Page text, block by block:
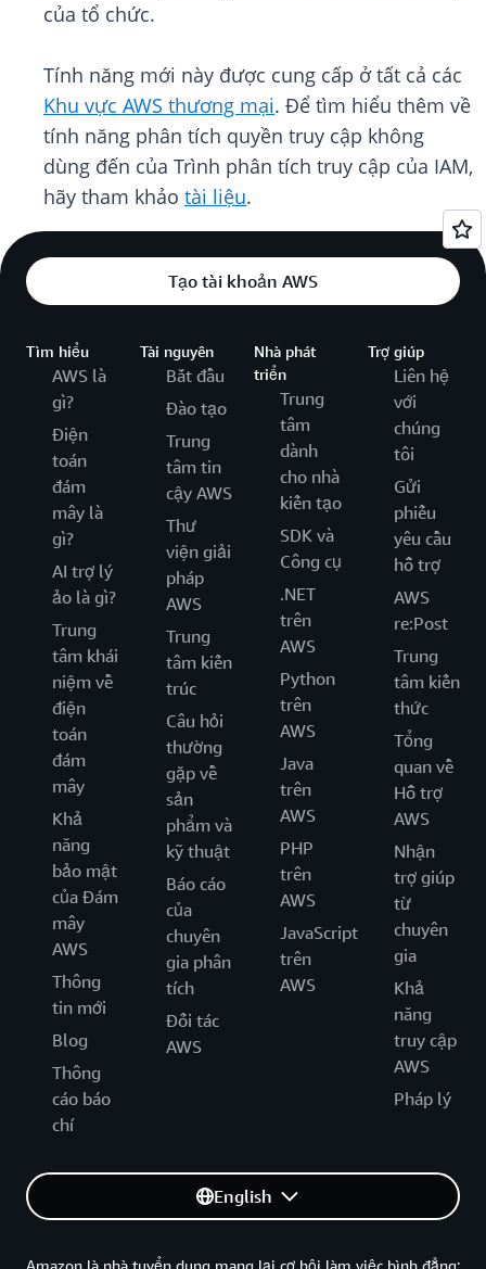
của tổ chức.
Tính năng mới này được cung cấp ở tất cả các
Khu vực AWS thương mại. Để tìm hiểu thêm về
tính năng phân tích quyền truy cập không
dùng đến của Trình phân tích truy cập của IAM,
hãy tham khảo tài liệu.
Tạo tài khoản AWS
Tìm hiểu
AWS là
gì?
Điện
toán
đám
mây là
gì?
AI trợ lý
ảo là gì?
Trung
tâm khái
niệm về
điện
toán
đám
mây
Khả
năng
bảo mật
của Đám
mây
AWS
Thông
tin mới
Blog
Thông
cáo báo
chí
Tài nguyên
Bắt đầu
Đào tạo
Trung
tâm tin
cậy AWS
Thư
viện giải
pháp
AWS
Trung
tâm kiến
trúc
Câu hỏi
thường
gặp về
sản
phẩm và
kỹ thuật
Báo cáo
của
chuyên
gia phân
tích
Đối tác
AWS
Nhà phát
triển
Trung
tâm
dành
cho nhà
kiến tạo
SDK và
Công cụ
.NET
trên
AWS
Python
trên
AWS
Java
trên
AWS
PHP
trên
AWS
JavaScript
trên
AWS
Trợ giúp
Liên hệ
với
chúng
tôi
Gửi
phiếu
yêu cầu
hỗ trợ
AWS
re:Post
Trung
tâm kiến
thức
Tổng
quan về
Hỗ trợ
AWS
Nhận
trợ giúp
từ
chuyên
gia
Khả
năng
truy cập
AWS
Pháp lý
English